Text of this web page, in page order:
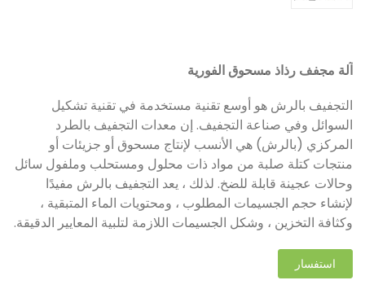
آلة مجفف رذاذ مسحوق الفورية
التجفيف بالرش هو أوسع تقنية مستخدمة في تقنية تشكيل
السوائل وفي صناعة التجفيف. إن معدات التجفيف بالطرد
المركزي (بالرش) هي الأنسب لإنتاج مسحوق أو جزيئات أو
منتجات كتلة صلبة من مواد ذات محلول ومستحلب وملفول سائل
وحالات عجينة قابلة للضخ. لذلك ، يعد التجفيف بالرش مفيدًا
لإنشاء حجم الجسيمات المطلوب ، ومحتويات الماء المتبقية ،
وكثافة التخزين ، وشكل الجسيمات اللازمة لتلبية المعايير الدقيقة.
استفسار